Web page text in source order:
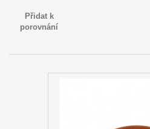
Přidat k
porovnání